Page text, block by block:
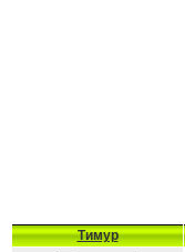
Тимур